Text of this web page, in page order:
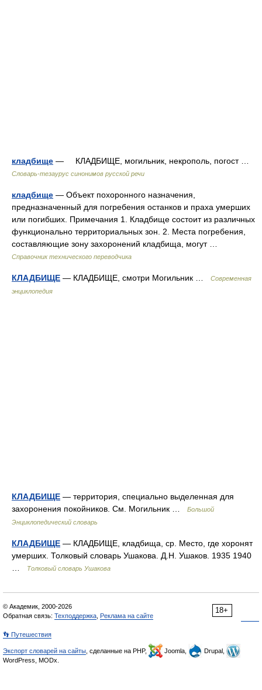
кладбище — КЛАДБИЩЕ, могильник, некрополь, погост …
Словарь-тезаурус синонимов русской речи
кладбище — Объект похоронного назначения,
предназначенный для погребения останков и праха умерших
или погибших. Примечания 1. Кладбище состоит из различных
функционально территориальных зон. 2. Места погребения,
составляющие зону захоронений кладбища, могут …
Справочник технического переводчика
КЛАДБИЩЕ — КЛАДБИЩЕ, смотри Могильник …
Современная
энциклопедия
КЛАДБИЩЕ — территория, специально выделенная для
захоронения покойников. См. Могильник …
Большой
Энциклопедический словарь
КЛАДБИЩЕ — КЛАДБИЩЕ, кладбища, ср. Место, где хоронят
умерших. Толковый словарь Ушакова. Д.Н. Ушаков. 1935 1940
Толковый словарь Ушакова
18+
© Академик, 2000-2026
Обратная связь: Техподдержка Реклама на сайте
👣 Путешествия
Экспорт словарей на сайты , сделанные на PHP, Joomla,
Drupal,
WordPress, MODx.